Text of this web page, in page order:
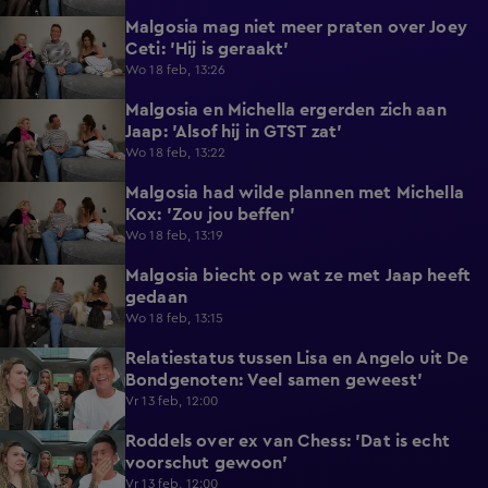
Malgosia mag niet meer praten over Joey
Ceti: 'Hij is geraakt'
Wo 18 feb, 13:26
Malgosia en Michella ergerden zich aan
Jaap: 'Alsof hij in GTST zat'
Wo 18 feb, 13:22
Malgosia had wilde plannen met Michella
Kox: 'Zou jou beffen'
Wo 18 feb, 13:19
Malgosia biecht op wat ze met Jaap heeft
gedaan
Wo 18 feb, 13:15
1:25
Relatiestatus tussen Lisa en Angelo uit De
Bondgenoten: Veel samen geweest'
Vr 13 feb, 12:00
0:42
Roddels over ex van Chess: 'Dat is echt
voorschut gewoon'
Vr 13 feb, 12:00